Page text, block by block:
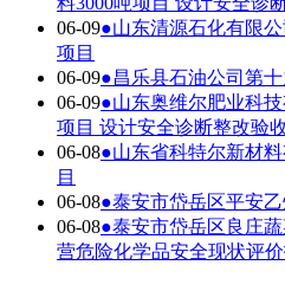
06-09●山东清源石化有限
项目
06-09●昌乐县石油公司第
06-09●山东奥维尔肥业科
项目 设计安全诊断整改验
06-08●山东省科特尔新材
目
06-08●泰安市岱岳区平安
06-08●泰安市岱岳区良庄
营危险化学品安全现状评